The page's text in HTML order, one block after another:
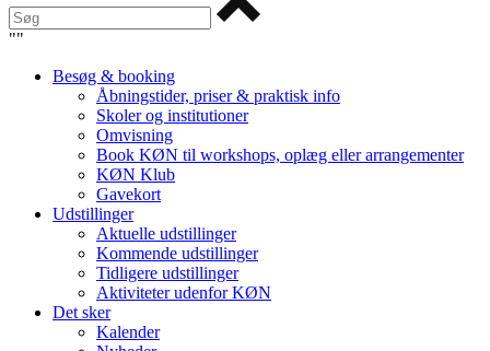
""
Besøg & booking
Åbningstider, priser & praktisk info
Skoler og institutioner
Omvisning
Book KØN til workshops, oplæg eller arrangementer
KØN Klub
Gavekort
Udstillinger
Aktuelle udstillinger
Kommende udstillinger
Tidligere udstillinger
Aktiviteter udenfor KØN
Det sker
Kalender